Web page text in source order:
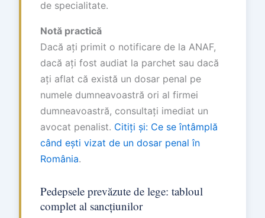
de specialitate.
Notă practică
Dacă ați primit o notificare de la ANAF,
dacă ați fost audiat la parchet sau dacă
ați aflat că există un dosar penal pe
numele dumneavoastră ori al firmei
dumneavoastră, consultați imediat un
avocat penalist. Citiți și: Ce se întâmplă
când ești vizat de un dosar penal în
România.
Pedepsele prevăzute de lege: tabloul
complet al sancțiunilor